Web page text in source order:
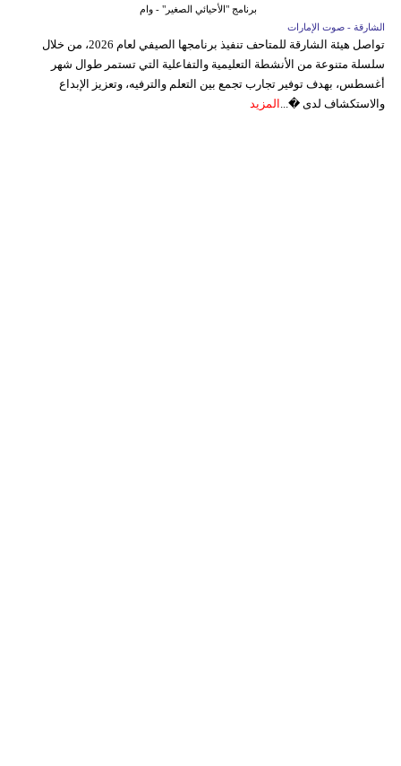
برنامج "الأحيائي الصغير" - وام
الشارقة - صوت الإمارات
تواصل هيئة الشارقة للمتاحف تنفيذ برنامجها الصيفي لعام 2026، من خلال
سلسلة متنوعة من الأنشطة التعليمية والتفاعلية التي تستمر طوال شهر
أغسطس، بهدف توفير تجارب تجمع بين التعلم والترفيه، وتعزيز الإبداع
والاستكشاف لدى �... المزيد